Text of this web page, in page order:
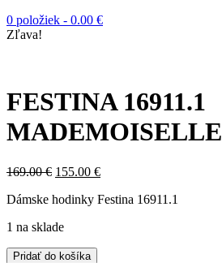
0 položiek - 0.00 €
Zľava!
FESTINA 16911.1
MADEMOISELLE
169.00€ 155.00 €
Dámske hodinky Festina 16911.1
1 na sklade
Pridať do košíka